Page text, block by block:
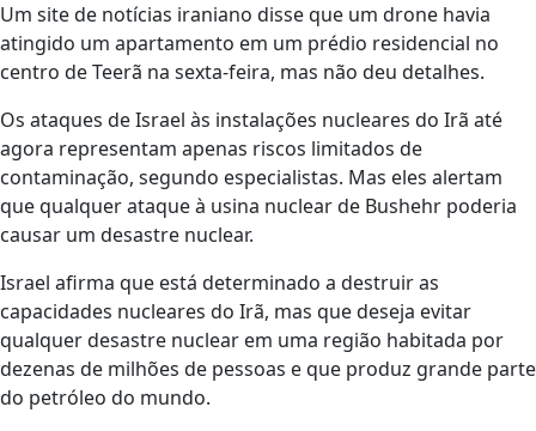
Um site de notícias iraniano disse que um drone havia
atingido um apartamento em um prédio residencial no
centro de Teerã na sexta-feira, mas não deu detalhes.
Os ataques de Israel às instalações nucleares do Irã até
agora representam apenas riscos limitados de
contaminação, segundo especialistas. Mas eles alertam
que qualquer ataque à usina nuclear de Bushehr poderia
causar um desastre nuclear.
Israel afirma que está determinado a destruir as
capacidades nucleares do Irã, mas que deseja evitar
qualquer desastre nuclear em uma região habitada por
dezenas de milhões de pessoas e que produz grande parte
do petróleo do mundo.